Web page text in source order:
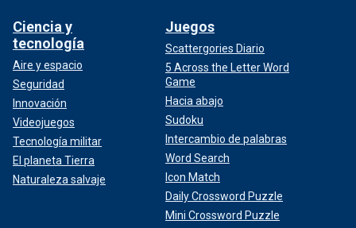
Ciencia y
tecnología
Aire y espacio
Seguridad
Innovación
Videojuegos
Tecnología militar
El planeta Tierra
Naturaleza salvaje
Juegos
Scattergories Diario
5 Across the Letter Word
Game
Hacia abajo
Sudoku
Intercambio de palabras
Word Search
Icon Match
Daily Crossword Puzzle
Mini Crossword Puzzle